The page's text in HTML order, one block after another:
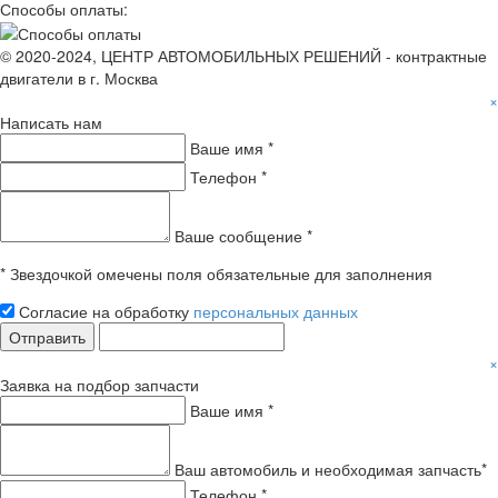
Способы оплаты:
© 2020-2024, ЦЕНТР АВТОМОБИЛЬНЫХ РЕШЕНИЙ - контрактные
двигатели в г. Москва
×
Написать нам
Ваше имя *
Телефон *
Ваше сообщение *
* Звездочкой омечены поля обязательные для заполнения
Согласие на обработку персональных данных
Отправить
×
Заявка на подбор запчасти
Ваше имя *
Ваш автомобиль и необходимая запчасть*